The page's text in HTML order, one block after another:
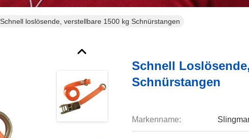
Schnell loslösende, verstellbare 1500 kg Schnürstangen
Schnell
Schnürstangen
Markenname: